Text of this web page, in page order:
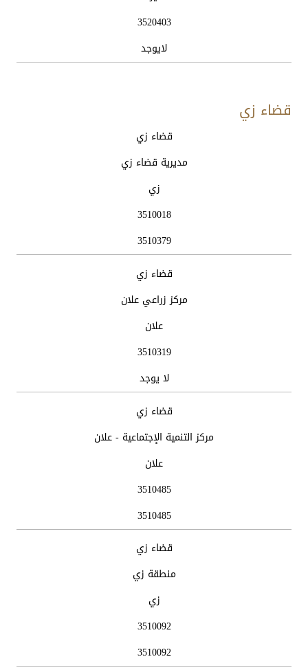
3520403
لايوجد
قضاء زي
فاكس
قضاء زي
مديرية قضاء زي
زي
3510018
3510379
قضاء زي
مركز زراعي علان
علان
3510319
لا يوجد
قضاء زي
مركز التنمية الإجتماعية - علان
علان
3510485
3510485
قضاء زي
منطقة زي
زي
3510092
3510092